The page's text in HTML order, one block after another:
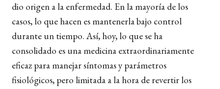
dio origen a la enfermedad. En la mayoría de los
casos, lo que hacen es mantenerla bajo control
durante un tiempo. Así, hoy, lo que se ha
consolidado es una medicina extraordinariamente
eficaz para manejar síntomas y parámetros
fisiológicos, pero limitada a la hora de revertir los